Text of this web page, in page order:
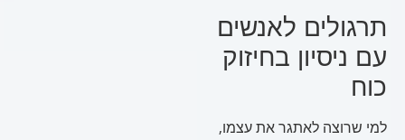
תרגולים לאנשים
עם ניסיון בחיזוק
כוח
למי שרוצה לאתגר את עצמו,